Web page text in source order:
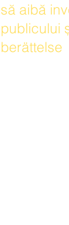
să aibă
publicului
berättelse